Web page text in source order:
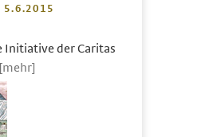
5.6.2015
Initiative der Caritas
[mehr]